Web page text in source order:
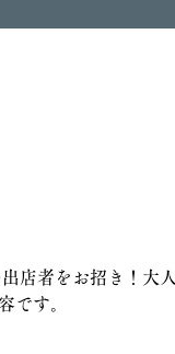
店者をお招き！大人
です。